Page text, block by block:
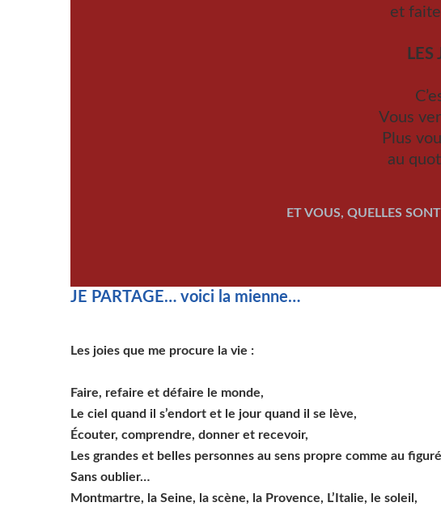
et
Vous
Plus
au
ET VOUS, QUELLES
JE PARTAGE… voici la mienne…
Les joies que me procure la vie :
Faire, refaire et défaire le monde,
Le ciel quand il s’endort et le jour quand il se lève,
Écouter, comprendre, donner et recevoir,
Les grandes et belles personnes au sens propre comme au
Sans oublier…
Montmartre, la Seine, la scène, la Provence, L’Italie, le soleil,